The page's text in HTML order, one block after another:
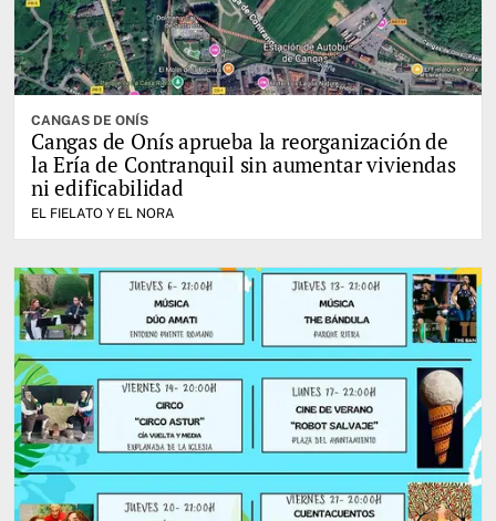
CANGAS DE ONÍS
Cangas de Onís aprueba la reorganización de
la Ería de Contranquil sin aumentar viviendas
ni edificabilidad
EL FIELATO Y EL NORA